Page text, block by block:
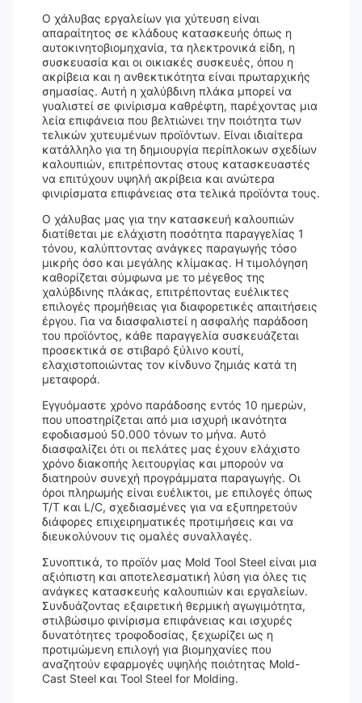
Ο χάλυβας εργαλείων για χύτευση είναι
απαραίτητος σε κλάδους κατασκευής όπως η
αυτοκινητοβιομηχανία, τα ηλεκτρονικά είδη, η
συσκευασία και οι οικιακές συσκευές, όπου η
ακρίβεια και η ανθεκτικότητα είναι πρωταρχικής
σημασίας. Αυτή η χαλύβδινη πλάκα μπορεί να
γυαλιστεί σε φινίρισμα καθρέφτη, παρέχοντας μια
λεία επιφάνεια που βελτιώνει την ποιότητα των
τελικών χυτευμένων προϊόντων. Είναι ιδιαίτερα
κατάλληλο για τη δημιουργία περίπλοκων σχεδίων
καλουπιών, επιτρέποντας στους κατασκευαστές
να επιτύχουν υψηλή ακρίβεια και ανώτερα
φινιρίσματα επιφάνειας στα τελικά προϊόντα τους.
Ο χάλυβας μας για την κατασκευή καλουπιών
διατίθεται με ελάχιστη ποσότητα παραγγελίας 1
τόνου, καλύπτοντας ανάγκες παραγωγής τόσο
μικρής όσο και μεγάλης κλίμακας. Η τιμολόγηση
καθορίζεται σύμφωνα με το μέγεθος της
χαλύβδινης πλάκας, επιτρέποντας ευέλικτες
επιλογές προμήθειας για διαφορετικές απαιτήσεις
έργου. Για να διασφαλιστεί η ασφαλής παράδοση
του προϊόντος, κάθε παραγγελία συσκευάζεται
προσεκτικά σε στιβαρό ξύλινο κουτί,
ελαχιστοποιώντας τον κίνδυνο ζημιάς κατά τη
μεταφορά.
Εγγυόμαστε χρόνο παράδοσης εντός 10 ημερών,
που υποστηρίζεται από μια ισχυρή ικανότητα
εφοδιασμού 50.000 τόνων το μήνα. Αυτό
διασφαλίζει ότι οι πελάτες μας έχουν ελάχιστο
χρόνο διακοπής λειτουργίας και μπορούν να
διατηρούν συνεχή προγράμματα παραγωγής. Οι
όροι πληρωμής είναι ευέλικτοι, με επιλογές όπως
T/T και L/C, σχεδιασμένες για να εξυπηρετούν
διάφορες επιχειρηματικές προτιμήσεις και να
διευκολύνουν τις ομαλές συναλλαγές.
Συνοπτικά, το προϊόν μας Mold Tool Steel είναι μια
αξιόπιστη και αποτελεσματική λύση για όλες τις
ανάγκες κατασκευής καλουπιών και εργαλείων.
Συνδυάζοντας εξαιρετική θερμική αγωγιμότητα,
στιλβώσιμο φινίρισμα επιφάνειας και ισχυρές
δυνατότητες τροφοδοσίας, ξεχωρίζει ως η
προτιμώμενη επιλογή για βιομηχανίες που
αναζητούν εφαρμογές υψηλής ποιότητας Mold-
Cast Steel και Tool Steel for Molding.